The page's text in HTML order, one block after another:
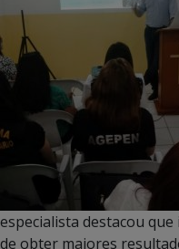
especialista destacou
de obter maiores